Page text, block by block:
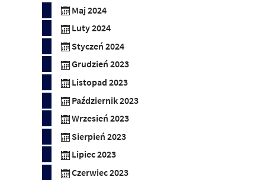
Maj 2024
Luty 2024
Styczeń 2024
Grudzień 2023
Listopad 2023
Październik 2023
Wrzesień 2023
Sierpień 2023
Lipiec 2023
Czerwiec 2023